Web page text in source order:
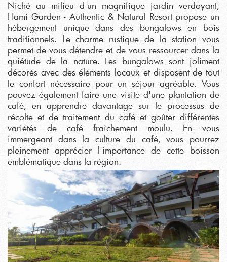
Niché au milieu d'un magnifique jardin verdoyant,
Hami Garden - Authentic & Natural Resort propose un
hébergement unique dans des bungalows en bois
traditionnels. Le charme rustique de la station vous
permet de vous détendre et de vous ressourcer dans la
quiétude de la nature. Les bungalows sont joliment
décorés avec des éléments locaux et disposent de tout
le confort nécessaire pour un séjour agréable. Vous
pouvez également faire une visite d'une plantation de
café, en apprendre davantage sur le processus de
récolte et de traitement du café et goûter différentes
variétés de café fraîchement moulu. En vous
immergeant dans la culture du café, vous pourrez
pleinement apprécier l'importance de cette boisson
emblématique dans la région.